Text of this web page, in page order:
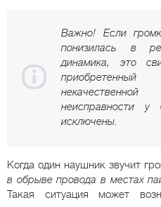
Важно! Если
понизилась в
динамика, это
неисправности у
исключены.
Когда один наушник звучит
в обрыве провода в местах
Такая ситуация может